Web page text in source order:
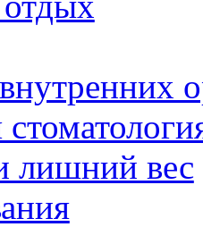
лишний вес